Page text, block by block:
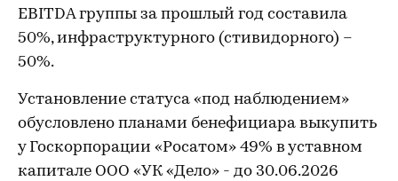
EBITDA группы за прошлый год составила
50%, инфраструктурного (стивидорного) –
50%.
Установление статуса «под наблюдением»
обусловлено планами бенефициара выкупить
у Госкорпорации «Росатом» 49% в уставном
капитале ООО «УК «Дело» - до 30.06.2026